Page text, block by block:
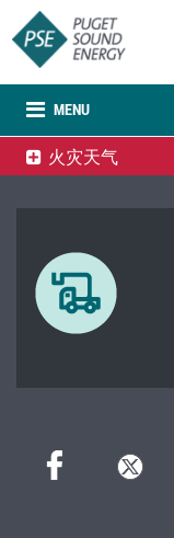
MENU
火灾天气